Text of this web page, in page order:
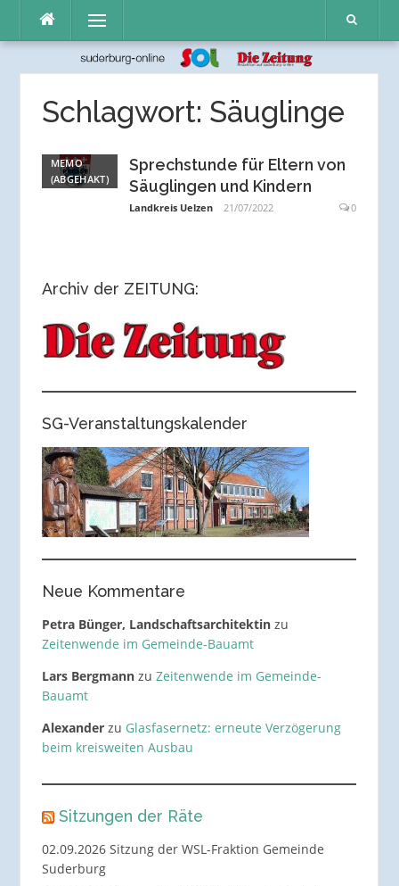
Inhalt
Menü
Schlagwort: Säuglinge
MEMO
(ABGEHAKT)
Sprechstunde für Eltern von
Säuglingen und Kindern
Landkreis Uelzen 21/07/2022 0
Archiv der ZEITUNG:
SG-Veranstaltungskalender
Neue Kommentare
Petra Bünger, Landschaftsarchitektinzu
Zeitenwende im Gemeinde-Bauamt
Lars Bergmannzu Zeitenwende im Gemeinde-
Bauamt
Alexanderzu Glasfasernetz: erneute Verzögerung
beim kreisweiten Ausbau
Sitzungen der Räte
02.09.2026 Sitzung der WSL-Fraktion Gemeinde
Suderburg